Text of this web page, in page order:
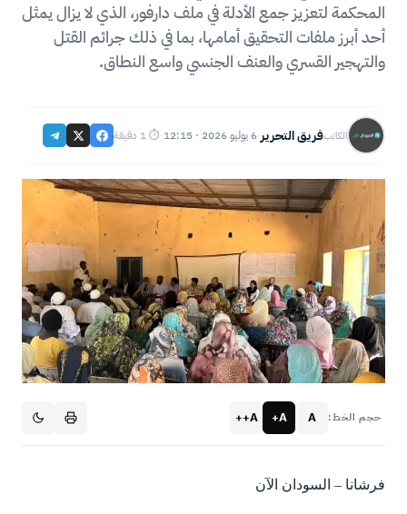
المحكمة لتعزيز جمع الأدلة في ملف دارفور، الذي لا يزال يمثل
أحد أبرز ملفات التحقيق أمامها، بما في ذلك جرائم القتل
والتهجير القسري والعنف الجنسي واسع النطاق.
الكاتبفريق التحرير·6 يوليو 2026 · 12:15 ·⏱ 1 دقيقة
حجم الخط: A
A+
A++
فرشانا – السودان الآن